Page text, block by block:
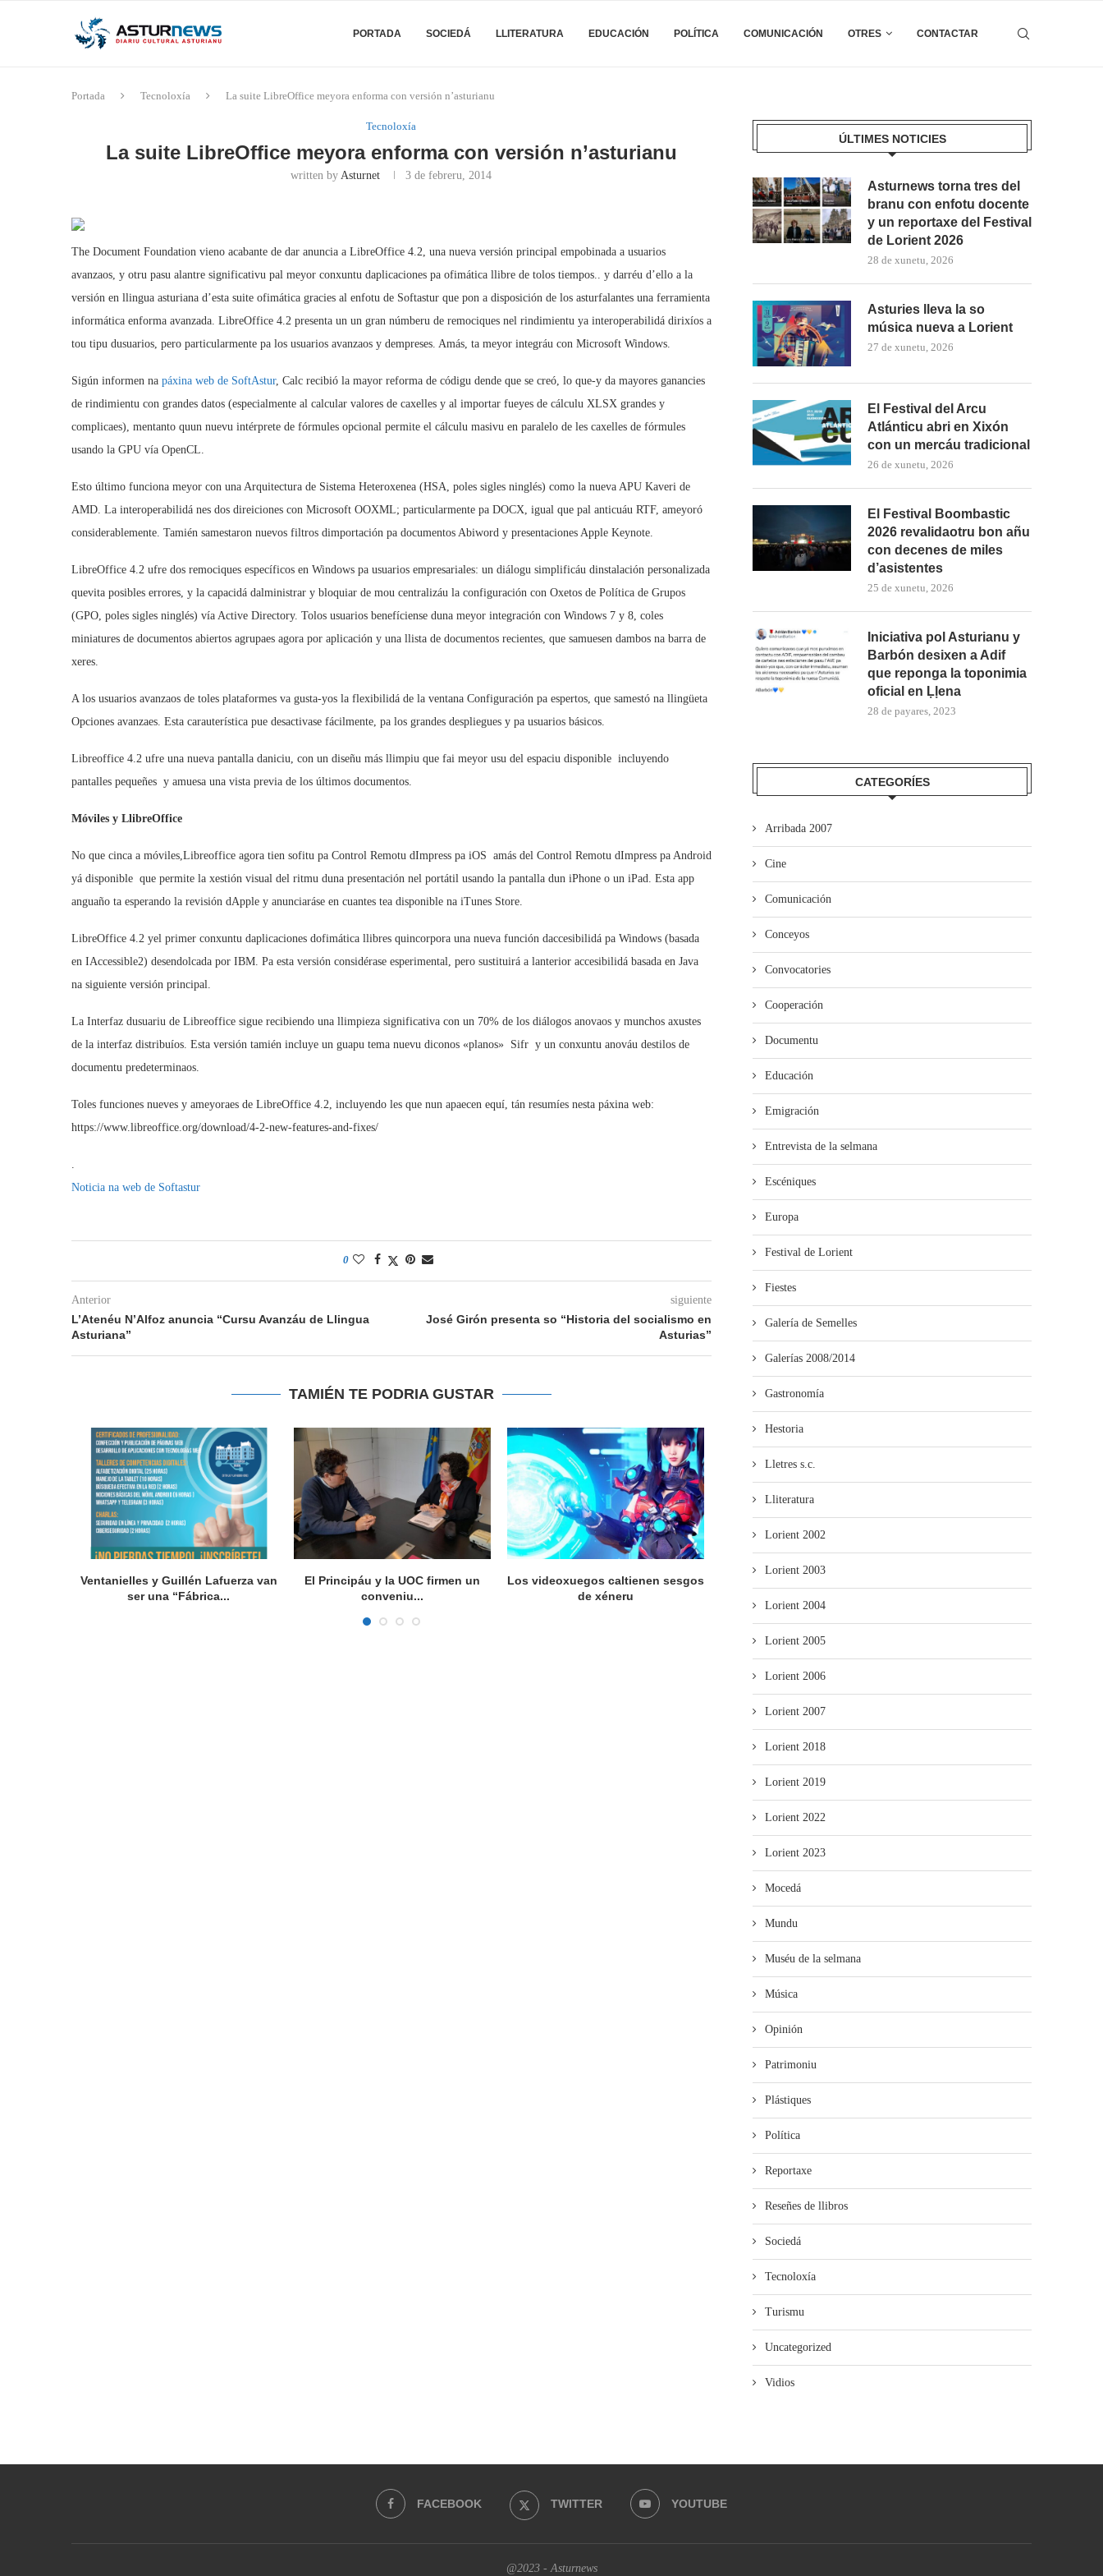
PORTADA SOCIEDÁ LLITERATURA EDUCACIÓN POLÍTICA COMUNICACIÓN OTRES CONTACTAR
Portada Tecnoloxía La suite LibreOffice meyora enforma con versión n’asturianu
Tecnoloxía
La suite LibreOffice meyora enforma con versión n’asturianu
written byAsturnet 3 de febreru, 2014
The Document Foundation vieno acabante de dar anuncia a LibreOffice 4.2, una nueva versión principal empobinada a usuarios
avanzaos, y otru pasu alantre significativu pal meyor conxuntu daplicaciones pa ofimática llibre de tolos tiempos.. y darréu d’ello a la
versión en llingua asturiana d’esta suite ofimática gracies al enfotu de Softastur que pon a disposición de los asturfalantes una ferramienta
informática enforma avanzada. LibreOffice 4.2 presenta un un gran númberu de remociques nel rindimientu ya interoperabilidá dirixíos a
tou tipu dusuarios, pero particularmente pa los usuarios avanzaos y dempreses. Amás, ta meyor integráu con Microsoft Windows.
Sigún informen na páxina web de SoftAstur, Calc recibió la mayor reforma de códigu dende que se creó, lo que-y da mayores ganancies
de rindimientu con grandes datos (especialmente al calcular valores de caxelles y al importar fueyes de cálculu XLSX grandes y
complicaes), mentanto quun nuevu intérprete de fórmules opcional permite el cálculu masivu en paralelo de les caxelles de fórmules
usando la GPU vía OpenCL.
Esto último funciona meyor con una Arquitectura de Sistema Heteroxenea (HSA, poles sigles ninglés) como la nueva APU Kaveri de
AMD. La interoperabilidá nes dos direiciones con Microsoft OOXML; particularmente pa DOCX, igual que pal anticuáu RTF, ameyoró
considerablemente. Tamién samestaron nuevos filtros dimportación pa documentos Abiword y presentaciones Apple Keynote.
LibreOffice 4.2 ufre dos remociques específicos en Windows pa usuarios empresariales: un diálogu simplificáu dinstalación personalizada
quevita posibles errores, y la capacidá dalministrar y bloquiar de mou centralizáu la configuración con Oxetos de Política de Grupos
(GPO, poles sigles ninglés) vía Active Directory. Tolos usuarios benefíciense duna meyor integración con Windows 7 y 8, coles
miniatures de documentos abiertos agrupaes agora por aplicación y una llista de documentos recientes, que samuesen dambos na barra de
xeres.
A los usuarios avanzaos de toles plataformes va gusta-yos la flexibilidá de la ventana Configuración pa espertos, que samestó na llingüeta
Opciones avanzaes. Esta carauterística pue desactivase fácilmente, pa los grandes despliegues y pa usuarios básicos.
Libreoffice 4.2 ufre una nueva pantalla daniciu, con un diseñu más llimpiu que fai meyor usu del espaciu disponible  incluyendo
pantalles pequeñes  y amuesa una vista previa de los últimos documentos.
Móviles y LlibreOffice
No que cinca a móviles,Libreoffice agora tien sofitu pa Control Remotu dImpress pa iOS  amás del Control Remotu dImpress pa Android
yá disponible  que permite la xestión visual del ritmu duna presentación nel portátil usando la pantalla dun iPhone o un iPad. Esta app
anguaño ta esperando la revisión dApple y anunciaráse en cuantes tea disponible na iTunes Store.
LibreOffice 4.2 yel primer conxuntu daplicaciones dofimática llibres quincorpora una nueva función daccesibilidá pa Windows (basada
en IAccessible2) desendolcada por IBM. Pa esta versión considérase esperimental, pero sustituirá a lanterior accesibilidá basada en Java
na siguiente versión principal.
La Interfaz dusuariu de Libreoffice sigue recibiendo una llimpieza significativa con un 70% de los diálogos anovaos y munchos axustes
de la interfaz distribuíos. Esta versión tamién incluye un guapu tema nuevu diconos «planos»  Sifr  y un conxuntu anováu destilos de
documentu predeterminaos.
Toles funciones nueves y ameyoraes de LibreOffice 4.2, incluyendo les que nun apaecen equí, tán resumíes nesta páxina web:
https://www.libreoffice.org/download/4-2-new-features-and-fixes/
.
Noticia na web de Softastur
0
Anterior
L’Atenéu N’Alfoz anuncia “Cursu Avanzáu de Llingua
Asturiana”
siguiente
José Girón presenta so “Historia del socialismo en
Asturias”
TAMIÉN TE PODRIA GUSTAR
Ventanielles y Guillén Lafuerza van
ser una “Fábrica...
El Principáu y la UOC firmen un
conveniu...
Los videoxuegos caltienen sesgos
de xéneru
ÚLTIMES NOTICIES
Asturnews torna tres del
branu con enfotu docente
y un reportaxe del Festival
de Lorient 2026
28 de xunetu, 2026
Asturies lleva la so
música nueva a Lorient
27 de xunetu, 2026
El Festival del Arcu
Atlánticu abri en Xixón
con un mercáu tradicional
26 de xunetu, 2026
El Festival Boombastic
2026 revalidaotru bon añu
con decenes de miles
d’asistentes
25 de xunetu, 2026
Iniciativa pol Asturianu y
Barbón desixen a Adif
que reponga la toponimia
oficial en Ḷḷena
28 de payares, 2023
CATEGORÍES
Arribada 2007
Cine
Comunicación
Conceyos
Convocatories
Cooperación
Documentu
Educación
Emigración
Entrevista de la selmana
Escéniques
Europa
Festival de Lorient
Fiestes
Galería de Semelles
Galerías 2008/2014
Gastronomía
Hestoria
Lletres s.c.
Lliteratura
Lorient 2002
Lorient 2003
Lorient 2004
Lorient 2005
Lorient 2006
Lorient 2007
Lorient 2018
Lorient 2019
Lorient 2022
Lorient 2023
Mocedá
Mundu
Muséu de la selmana
Música
Opinión
Patrimoniu
Plástiques
Política
Reportaxe
Reseñes de llibros
Sociedá
Tecnoloxía
Turismu
Uncategorized
Vidios
FACEBOOK TWITTER YOUTUBE
@2023 - Asturnews